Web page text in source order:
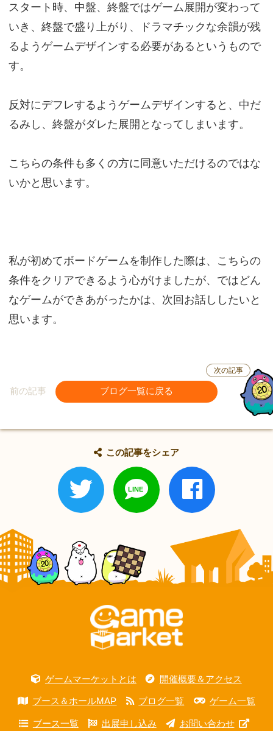
スタート時、中盤、終盤ではゲーム展開が変わって
いき、終盤で盛り上がり、ドラマチックな余韻が残
るようゲームデザインする必要があるというもので
す。
反対にデフレするようゲームデザインすると、中だ
るみし、終盤がダレた展開となってしまいます。
こちらの条件も多くの方に同意いただけるのではな
いかと思います。
私が初めてボードゲームを制作した際は、こちらの
条件をクリアできるよう心がけましたが、ではどん
なゲームができあがったかは、次回お話ししたいと
思います。
前の記事 ブログ一覧に戻る
次の記事
この記事をシェア
ゲームマーケットとは 開催概要＆アクセス
ブース＆ホールMAP ブログ一覧 ゲーム一覧
ブース一覧 出展申し込み お問い合わせ